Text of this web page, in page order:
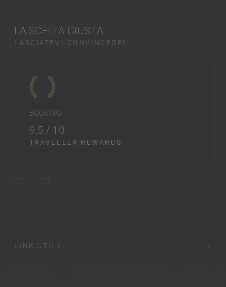
LA SCELTA GIUSTA
LASCIATEVI CONVINCERE!
BOOKING
9,5 / 10
TRAVELLER REWARDS
LINK UTILI